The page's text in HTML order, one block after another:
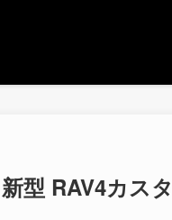
型 RAV4カ